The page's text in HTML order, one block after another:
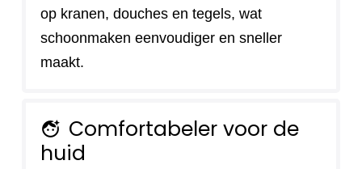
op kranen, douches en tegels, wat
schoonmaken eenvoudiger en sneller
maakt.
face_retouching_natural Comfortabeler voor de
huid